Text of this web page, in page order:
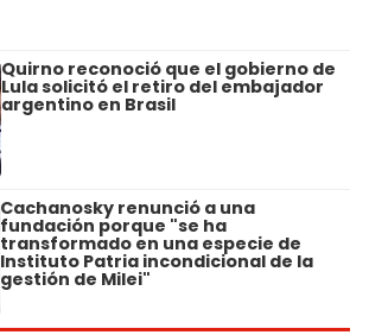
Quirno reconoció que el gobierno de
Lula solicitó el retiro del embajador
argentino en Brasil
Cachanosky renunció a una
fundación porque "se ha
transformado en una especie de
Instituto Patria incondicional de la
gestión de Milei"